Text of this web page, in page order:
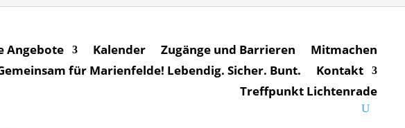
Angebote Kalender Zugänge und Barrieren
Mitmachen
für Marienfelde! Lebendig. Sicher. Bunt.
Kontakt
Treffpunkt Lichtenrade